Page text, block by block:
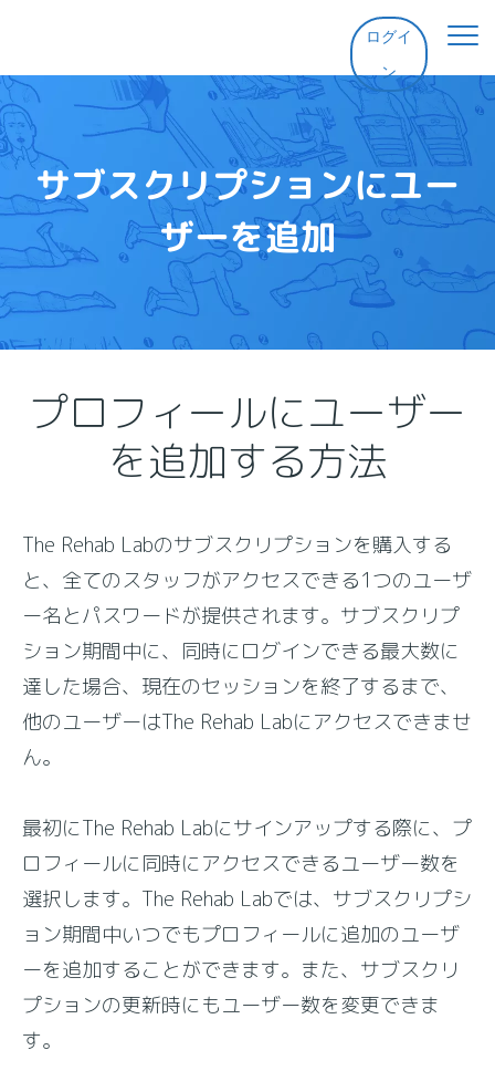
ホーム
機能
料金
ヘルプ
連絡先
無料体験
ログイン
アップデート
ログイ
ン
サブスクリプションにユー
ザーを追加
プロフィールにユーザー
を追加する方法
The Rehab Labのサブスクリプションを購入する
と、全てのスタッフがアクセスできる1つのユーザ
ー名とパスワードが提供されます。サブスクリプ
ション期間中に、同時にログインできる最大数に
達した場合、現在のセッションを終了するまで、
他のユーザーはThe Rehab Labにアクセスできませ
ん。
最初にThe Rehab Labにサインアップする際に、プ
ロフィールに同時にアクセスできるユーザー数を
選択します。The Rehab Labでは、サブスクリプシ
ョン期間中いつでもプロフィールに追加のユーザ
ーを追加することができます。また、サブスクリ
プションの更新時にもユーザー数を変更できま
す。